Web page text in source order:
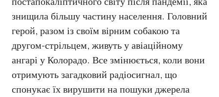
знищила більшу частину населення. Головний
герой, разом із своїм вірним собакою та
другом-стрільцем, живуть у авіаційному
ангарі у Колорадо. Все змінюється, коли вони
отримують загадковий радіосигнал, що
спонукає їх вирушити на пошуки джерела